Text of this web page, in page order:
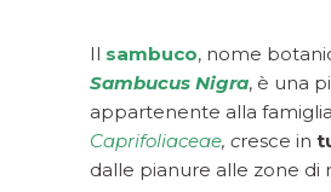
Il sambuco, nome
Sambucus Nigra, è una
appartenente alla
Caprifoliaceae, cresce in
dalle pianure alle zone di